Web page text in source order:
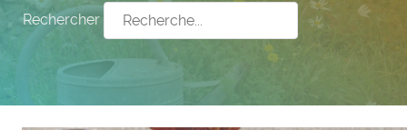
Rechercher